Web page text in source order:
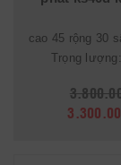
cao 45 rộng 30